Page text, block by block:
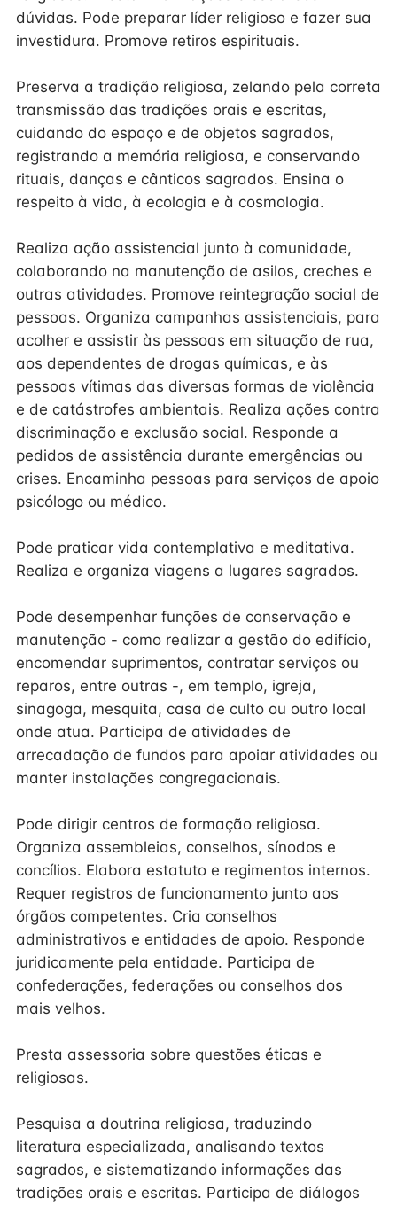
dúvidas. Pode preparar líder religioso e fazer sua
investidura. Promove retiros espirituais.
Preserva a tradição religiosa, zelando pela correta
transmissão das tradições orais e escritas,
cuidando do espaço e de objetos sagrados,
registrando a memória religiosa, e conservando
rituais, danças e cânticos sagrados. Ensina o
respeito à vida, à ecologia e à cosmologia.
Realiza ação assistencial junto à comunidade,
colaborando na manutenção de asilos, creches e
outras atividades. Promove reintegração social de
pessoas. Organiza campanhas assistenciais, para
acolher e assistir às pessoas em situação de rua,
aos dependentes de drogas químicas, e às
pessoas vítimas das diversas formas de violência
e de catástrofes ambientais. Realiza ações contra
discriminação e exclusão social. Responde a
pedidos de assistência durante emergências ou
crises. Encaminha pessoas para serviços de apoio
psicólogo ou médico.
Pode praticar vida contemplativa e meditativa.
Realiza e organiza viagens a lugares sagrados.
Pode desempenhar funções de conservação e
manutenção - como realizar a gestão do edifício,
encomendar suprimentos, contratar serviços ou
reparos, entre outras -, em templo, igreja,
sinagoga, mesquita, casa de culto ou outro local
onde atua. Participa de atividades de
arrecadação de fundos para apoiar atividades ou
manter instalações congregacionais.
Pode dirigir centros de formação religiosa.
Organiza assembleias, conselhos, sínodos e
concílios. Elabora estatuto e regimentos internos.
Requer registros de funcionamento junto aos
órgãos competentes. Cria conselhos
administrativos e entidades de apoio. Responde
juridicamente pela entidade. Participa de
confederações, federações ou conselhos dos
mais velhos.
Presta assessoria sobre questões éticas e
religiosas.
Pesquisa a doutrina religiosa, traduzindo
literatura especializada, analisando textos
sagrados, e sistematizando informações das
tradições orais e escritas. Participa de diálogos